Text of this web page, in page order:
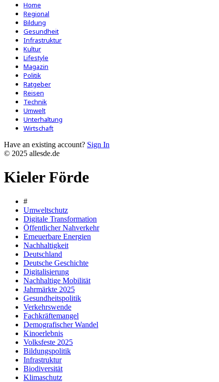
Home
Regional
Bildung
Gesundheit
Infrastruktur
Kultur
Lifestyle
Magazin
Politik
Ratgeber
Reisen
Technik
Umwelt
Unterhaltung
Wirtschaft
Have an existing account? Sign In
© 2025 allesde.de
Kieler Förde
#
Umweltschutz
Digitale Transformation
Öffentlicher Nahverkehr
Erneuerbare Energien
Nachhaltigkeit
Deutschland
Deutsche Geschichte
Digitalisierung
Nachhaltige Mobilität
Jahrmärkte 2025
Gesundheitspolitik
Verkehrswende
Fachkräftemangel
Demografischer Wandel
Kinoerlebnis
Volksfeste 2025
Bildungspolitik
Infrastruktur
Biodiversität
Klimaschutz